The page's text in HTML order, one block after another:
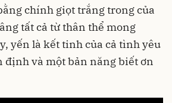
chính giọt trắng trong của
tất cả từ thân thể mong
yến là kết tinh của cả tình yêu
định và một bản năng biết ơn